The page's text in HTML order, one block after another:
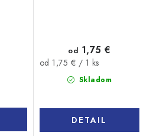
Skladom
od 1,75 €
Jednotková
od 1,75 € / 1 ks
DETAIL